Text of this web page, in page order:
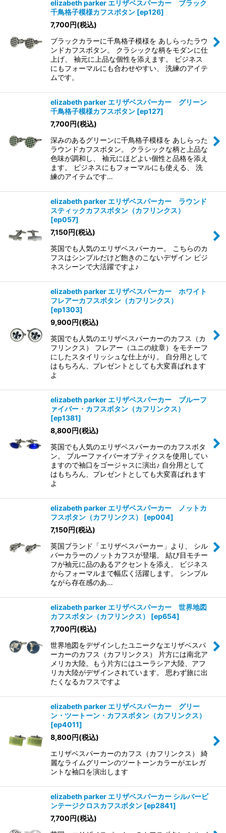
elizabeth parker エリザベスパーカー ブラック
千鳥格子模様カフスボタン [ep126]
7,700円(税込)
ブラックカラーに千鳥格子模様を あしらったラウ
ンドカフスボタン。 クラシックな柄をモダンに仕
上げ、 袖元に上品な個性を添えます。 ビジネス
にもフォーマルにも合わせやすい、 洗練のアイテ
ムです。
elizabeth parker エリザベスパーカー グリーン
千鳥格子模様カフスボタン [ep127]
7,700円(税込)
深みのあるグリーンに千鳥格子模様を あしらった
ラウンドカフスボタン。 クラシックな柄と上品な
色味が調和し、 袖元にほどよい個性と品格を添え
ます。 ビジネスにもフォーマルにも使える、 洗
練のアイテムです…
elizabeth parker エリザベスパーカー ラウンド
スティックカフスボタン（カフリンクス）
[ep057]
7,150円(税込)
英国でも人気のエリザベスパーカー。 こちらのカ
フスはシンプルだけど飽きのこないデザイン ビジ
ネスシーンで大活躍ですよ♪
elizabeth parker エリザベスパーカー ホワイト
フレアーカフスボタン（カフリンクス）
[ep1303]
9,900円(税込)
英国でも人気のエリザベスパーカーのカフス（カ
フリンクス） フレアー（ユニの紋章）をモチーフ
にしたスタイリッシュな仕上がり。 自分用として
はもちろん、プレゼントとしても大変喜ばれます
よ
elizabeth parker エリザベスパーカー ブルーフ
ァイバー・カフスボタン（カフリンクス）
[ep1381]
8,800円(税込)
英国でも人気のエリザベスパーカーのカフスボタ
ン。 ブルーファイバーオプティクスを使用してい
ますので袖口をゴージャスに演出♪ 自分用として
はもちろん、プレゼントとしても大変喜ばれます
よ
elizabeth parker エリザベスパーカー ノットカ
フスボタン（カフリンクス）
[ep004]
7,150円(税込)
英国ブランド「エリザベスパーカー」より、 シル
バーカラーのノットカフスが登場。 結び目モチー
フが袖元に品のあるアクセントを添え、 ビジネス
からフォーマルまで幅広く活躍します。 シンプル
ながら存在感のあ…
elizabeth parker エリザベスパーカー 世界地図
カフスボタン（カフリンクス）
[ep654]
7,700円(税込)
世界地図をデザインしたユニークなエリザベスパ
ーカーのカフス（カフリンクス） 片方には南北ア
メリカ大陸。もう片方にはユーラシア大陸、アフ
リカ大陸がデザインされています。 思わず旅に出
たくなるカフスですよ
elizabeth parker エリザベスパーカー グリー
ン・ツートーン・カフスボタン（カフリンクス）
[ep4011]
8,800円(税込)
エリザベスパーカーのカフス（カフリンクス） 綺
麗なライムグリーンのツートーンカラーがエレガ
ントな袖口を演出します
elizabeth parker エリザベスパーカー シルバービ
ンテージクロスカフスボタン [ep2841]
7,700円(税込)